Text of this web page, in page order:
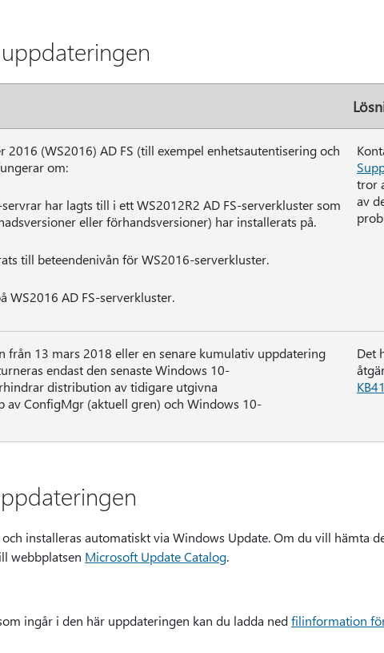
(WS2016) AD FS (till exempel enhetsautentisering och
om:
har lagts till i ett WS2012R2 AD FS-serverkluster som
eller förhandsversioner) har installerats på.
till beteendenivån för WS2016-serverkluster.
WS2016 AD FS-serverkluster.
tror
av
från 13 mars 2018 eller en senare kumulativ uppdatering
endast den senaste Windows 10-
distribution av tidigare utgivna
ConfigMgr (aktuell gren) och Windows 10-
Det
installeras automatiskt via Windows Update. Om du vill hämta
webbplatsen Microsoft Update Catalog.
ingår i den här uppdateringen kan du ladda nedfilinformation